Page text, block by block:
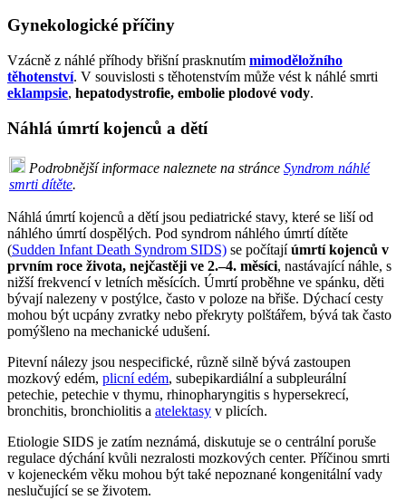
Gynekologické příčiny
Vzácně z náhlé příhody břišní prasknutím mimoděložního
těhotenství. V souvislosti s těhotenstvím může vést k náhlé smrti
eklampsie, hepatodystrofie, embolie plodové vody.
Náhlá úmrtí kojenců a dětí
Podrobnější informace naleznete na stránce Syndrom náhlé
smrti dítěte.
Náhlá úmrtí kojenců a dětí jsou pediatrické stavy, které se liší od
náhlého úmrtí dospělých. Pod syndrom náhlého úmrtí dítěte
(Sudden Infant Death Syndrom SIDS) se počítajíúmrtí kojenců v
prvním roce života, nejčastěji ve 2.–4. měsíci, nastávající náhle, s
nižší frekvencí v letních měsících. Úmrtí proběhne ve spánku, děti
bývají nalezeny v postýlce, často v poloze na břiše. Dýchací cesty
mohou být ucpány zvratky nebo překryty polštářem, bývá tak často
pomýšleno na mechanické udušení.
Pitevní nálezy jsou nespecifické, různě silně bývá zastoupen
mozkový edém, plicní edém, subepikardiální a subpleurální
petechie, petechie v thymu, rhinopharyngitis s hypersekrecí,
bronchitis, bronchiolitis a atelektasy v plicích.
Etiologie SIDS je zatím neznámá, diskutuje se o centrální poruše
regulace dýchání kvůli nezralosti mozkových center. Příčinou smrti
v kojeneckém věku mohou být také nepoznané kongenitální vady
neslučující se se životem.